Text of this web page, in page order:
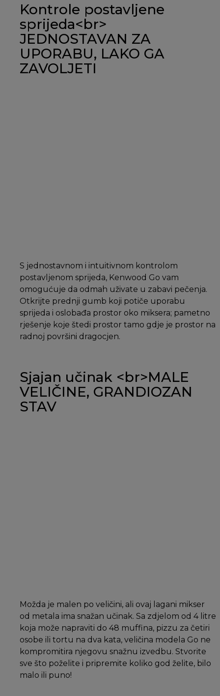
Kontrole postavljene
sprijeda<br>
JEDNOSTAVAN ZA
UPORABU, LAKO GA
ZAVOLJETI
S jednostavnom i intuitivnom kontrolom
postavljenom sprijeda, Kenwood Go vam
omogućuje da odmah uživate u zabavi pečenja.
Otkrijte prednji gumb koji potiče uporabu
sprijeda i oslobađa prostor oko miksera; pametno
rješenje koje štedi prostor tamo gdje je prostor na
radnoj površini dragocjen.
Sjajan učinak <br>MALE
VELIČINE, GRANDIOZAN
STAV
Možda je malen po veličini, ali ovaj lagani mikser
od metala ima snažan učinak. Sa zdjelom od 4 litre
koja može napraviti do 48 muffina, pizzu za četiri
osobe ili tortu na dva kata, veličina modela Go ne
kompromitira njegovu snažnu izvedbu. Stvorite
sve što poželite i pripremite koliko god želite, bilo
malo ili puno!